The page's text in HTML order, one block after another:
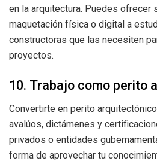
en la arquitectura. Puedes ofrecer
maquetación física o digital a
constructoras que las necesiten
proyectos.
10. Trabajo como perito
Convertirte en perito
avalúos, dictámenes y
privados o entidades
forma de aprovechar tu